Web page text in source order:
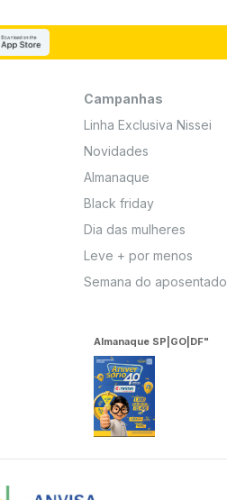
Campanhas
Linha Exclusiva Nissei
Novidades
Almanaque
Black friday
Dia das mulheres
Leve + por menos
Semana do aposentado
Almanaque SP|GO|DF"